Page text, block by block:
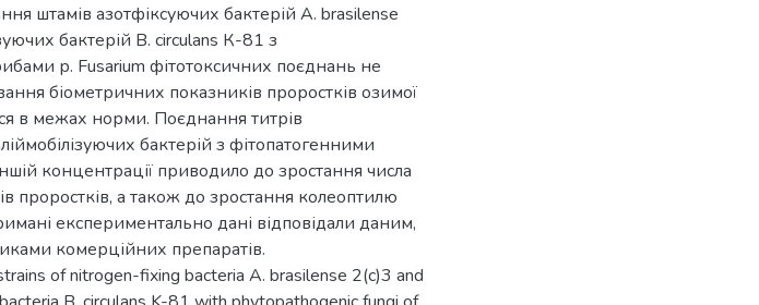
штамів азотфіксуючих бактерій A. brasilense
бактерій B. circulans К-81 з
р. Fusarium фітотоксичних поєднань не
біометричних показників проростків озимої
в межах норми. Поєднання титрів
бактерій з фітопатогенними
концентрації приводило до зростання числа
проростків, а також до зростання колеоптилю
експериментально дані відповідали даним,
комерційних препаратів.
of nitrogen-fixing bacteria A. brasilense 2(c)3 and